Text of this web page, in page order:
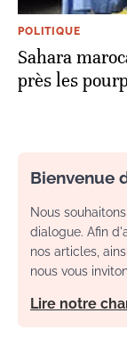
POLITIQUE
Sahara
près les
Bienvenue
Nous
dialogue. Afin
nos articles,
nous vous
Lire notre